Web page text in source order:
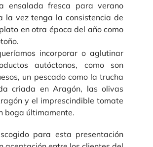
ensalada fresca para verano
la vez tenga la consistencia de
en otra época del año como
incorporar o aglutinar
autóctonos, como son
un pescado como la trucha
criada en Aragón, las olivas
y el imprescindible tomate
boga últimamente.
para esta presentación